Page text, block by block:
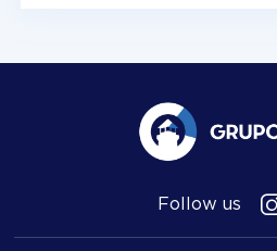
Follow us